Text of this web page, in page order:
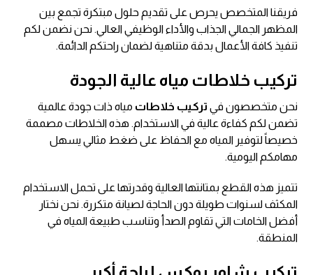
فريقنا المتخصص يحرص على تقديم حلول مبتكرة تجمع بين
المظهر الجمالي الجذاب والأداء الوظيفي العالي. نحن نضمن لكم
تنفيذ كافة الأعمال بدقة متناهية لضمان راحتكم الدائمة.
تركيب خلاطات مياه عالية الجودة
نحن متخصصون في تركيب خلاطات مياه ذات جودة عالمية
تضمن لكم كفاءة عالية في الاستخدام. هذه الخلاطات مصممة
خصيصاً لتوفير المياه مع الحفاظ على ضغط مثالي يسهل
مهامكم اليومية.
تتميز هذه القطع بمتانتها العالية وقدرتها على تحمل الاستخدام
المكثف لسنوات طويلة دون الحاجة لصيانة متكررة. نحن نختار
أفضل الخامات التي تقاوم الصدأ وتناسب طبيعة المياه في
المنطقة.